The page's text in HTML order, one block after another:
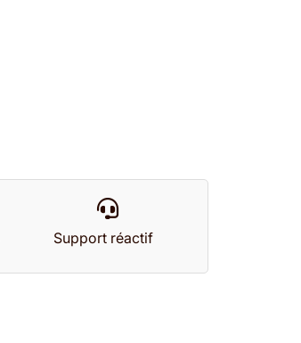
Support réactif